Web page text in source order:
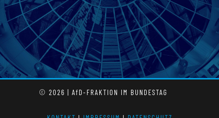
© 2026 | AfD-FRAKTION IM BUNDESTAG